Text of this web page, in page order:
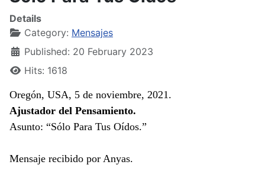
Details
Category: Mensajes
Published: 20 February 2023
Hits: 1618
Oregón, USA, 5 de noviembre, 2021.
Ajustador del Pensamiento.
Asunto: “Sólo Para Tus Oídos.”
Mensaje recibido por Anyas.